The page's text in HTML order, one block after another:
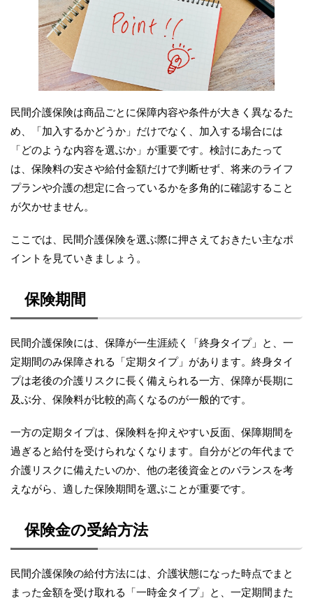
民間介護保険は商品ごとに保障内容や条件が大きく異なるた
め、「加入するかどうか」だけでなく、加入する場合には
「どのような内容を選ぶか」が重要です。検討にあたって
は、保険料の安さや給付金額だけで判断せず、将来のライフ
プランや介護の想定に合っているかを多角的に確認すること
が欠かせません。
ここでは、民間介護保険を選ぶ際に押さえておきたい主なポ
イントを見ていきましょう。
保険期間
民間介護保険には、保障が一生涯続く「終身タイプ」と、一
定期間のみ保障される「定期タイプ」があります。終身タイ
プは老後の介護リスクに長く備えられる一方、保障が長期に
及ぶ分、保険料が比較的高くなるのが一般的です。
一方の定期タイプは、保険料を抑えやすい反面、保障期間を
過ぎると給付を受けられなくなります。自分がどの年代まで
介護リスクに備えたいのか、他の老後資金とのバランスを考
えながら、適した保険期間を選ぶことが重要です。
保険金の受給方法
民間介護保険の給付方法には、介護状態になった時点でまと
まった金額を受け取れる「一時金タイプ」と、一定期間また